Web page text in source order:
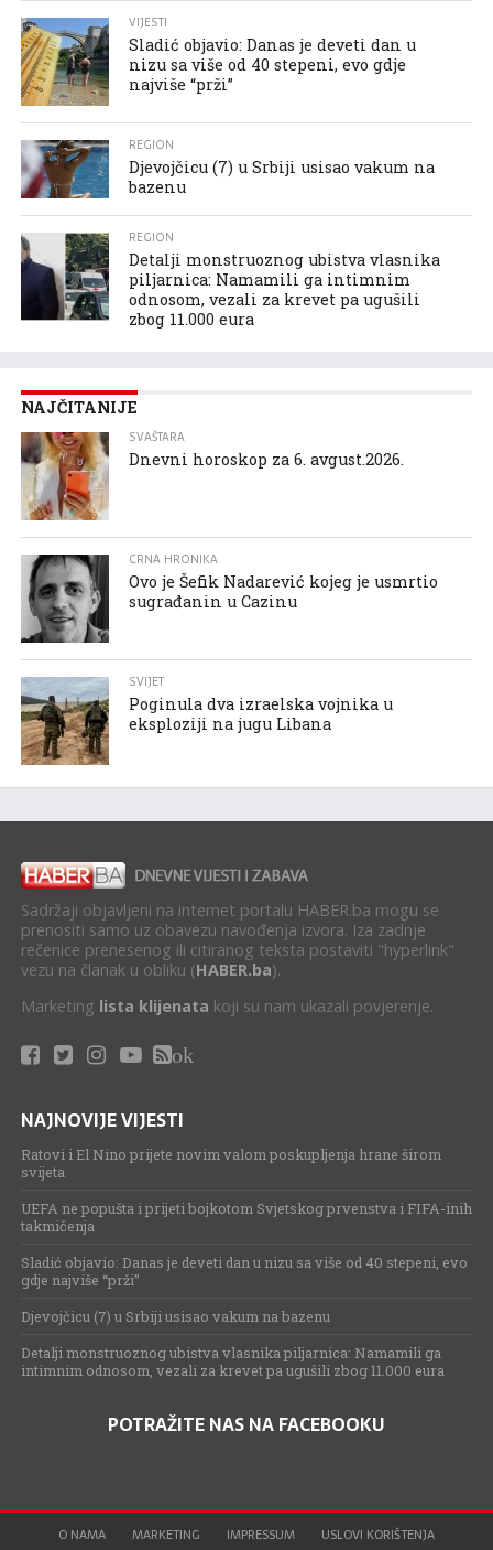
VIJESTI
Sladić objavio: Danas je deveti dan u
nizu sa više od 40 stepeni, evo gdje
najviše “prži”
REGION
Djevojčicu (7) u Srbiji usisao vakum na
bazenu
REGION
Detalji monstruoznog ubistva vlasnika
piljarnica: Namamili ga intimnim
odnosom, vezali za krevet pa ugušili
zbog 11.000 eura
NAJČITANIJE
SVAŠTARA
Dnevni horoskop za 6. avgust.2026.
CRNA HRONIKA
Ovo je Šefik Nadarević kojeg je usmrtio
sugrađanin u Cazinu
SVIJET
Poginula dva izraelska vojnika u
eksploziji na jugu Libana
Sadržaji objavljeni na internet portalu HABER.ba mogu se
prenositi samo uz obavezu navođenja izvora. Iza zadnje
rečenice prenesenog ili citiranog teksta postaviti "hyperlink"
vezu na članak u obliku (HABER.ba).
Marketing lista klijenata koji su nam ukazali povjerenje.
ok
NAJNOVIJE VIJESTI
Ratovi i El Nino prijete novim valom poskupljenja hrane širom
svijeta
UEFA ne popušta i prijeti bojkotom Svjetskog prvenstva i FIFA-inih
takmičenja
Sladić objavio: Danas je deveti dan u nizu sa više od 40 stepeni, evo
gdje najviše “prži”
Djevojčicu (7) u Srbiji usisao vakum na bazenu
Detalji monstruoznog ubistva vlasnika piljarnica: Namamili ga
intimnim odnosom, vezali za krevet pa ugušili zbog 11.000 eura
POTRAŽITE NAS NA FACEBOOKU
O NAMA MARKETING IMPRESSUM
USLOVI KORIŠTENJA